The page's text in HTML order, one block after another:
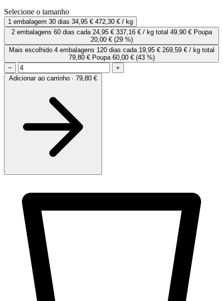
Selecione o tamanho
1 embalagem 30 dias 34,95 € 472,30 € / kg
2 embalagens 60 dias cada 24,95 € 337,16 € / kg total 49,90 € Poupa
20,00 € (29 %)
Mais escolhido 4 embalagens 120 dias cada 19,95 € 269,59 € / kg total
79,80 € Poupa 60,00 € (43 %)
−
+
Adicionar ao carrinho · 79,80 €